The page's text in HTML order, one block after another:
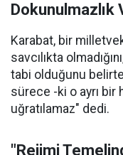
Dokunulmazlık
Karabat, bir
savcılıkta
tabi olduğunu
sürece -ki o ayrı
uğratılamaz" dedi.
"Rejimi